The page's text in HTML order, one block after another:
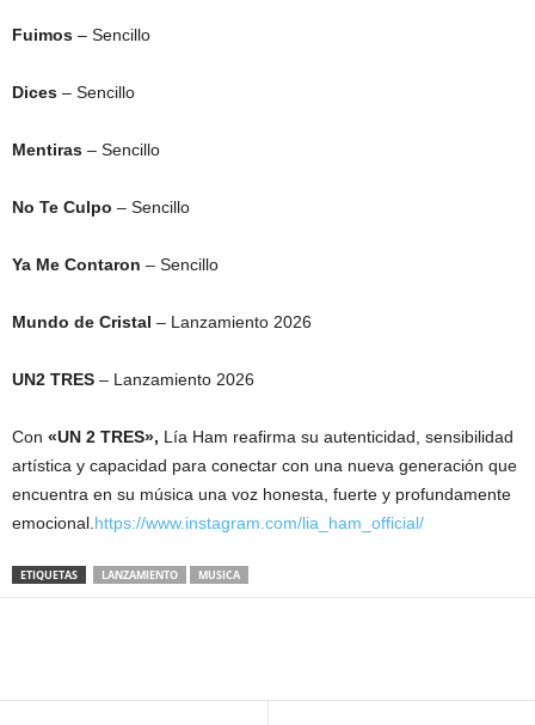
Fuimos – Sencillo
Dices – Sencillo
Mentiras – Sencillo
No Te Culpo – Sencillo
Ya Me Contaron – Sencillo
Mundo de Cristal – Lanzamiento 2026
UN2 TRES – Lanzamiento 2026
Con «UN 2 TRES», Lía Ham reafirma su autenticidad, sensibilidad
artística y capacidad para conectar con una nueva generación que
encuentra en su música una voz honesta, fuerte y profundamente
emocional. https://www.instagram.com/lia_ham_official/
ETIQUETAS LANZAMIENTO MUSICA